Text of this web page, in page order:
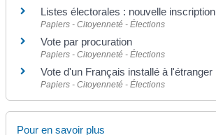
Listes électorales : nouvelle inscription
Papiers - Citoyenneté - Élections
Vote par procuration
Papiers - Citoyenneté - Élections
Vote d'un Français installé à l'étranger
Papiers - Citoyenneté - Élections
Pour en savoir plus